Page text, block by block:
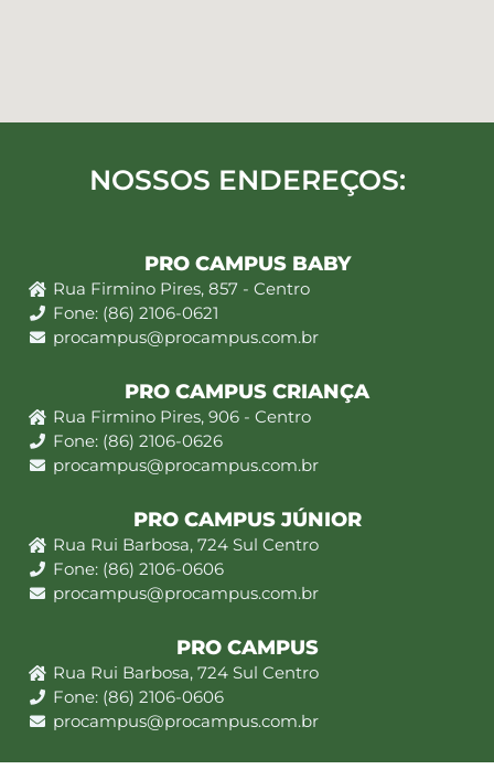
NOSSOS ENDEREÇOS:
PRO CAMPUS BABY
Rua Firmino Pires, 857 - Centro
Fone: (86) 2106-0621
procampus@procampus.com.br
PRO CAMPUS CRIANÇA
Rua Firmino Pires, 906 - Centro
Fone: (86) 2106-0626
procampus@procampus.com.br
PRO CAMPUS JÚNIOR
Rua Rui Barbosa, 724 Sul Centro
Fone: (86) 2106-0606
procampus@procampus.com.br
PRO CAMPUS
Rua Rui Barbosa, 724 Sul Centro
Fone: (86) 2106-0606
procampus@procampus.com.br